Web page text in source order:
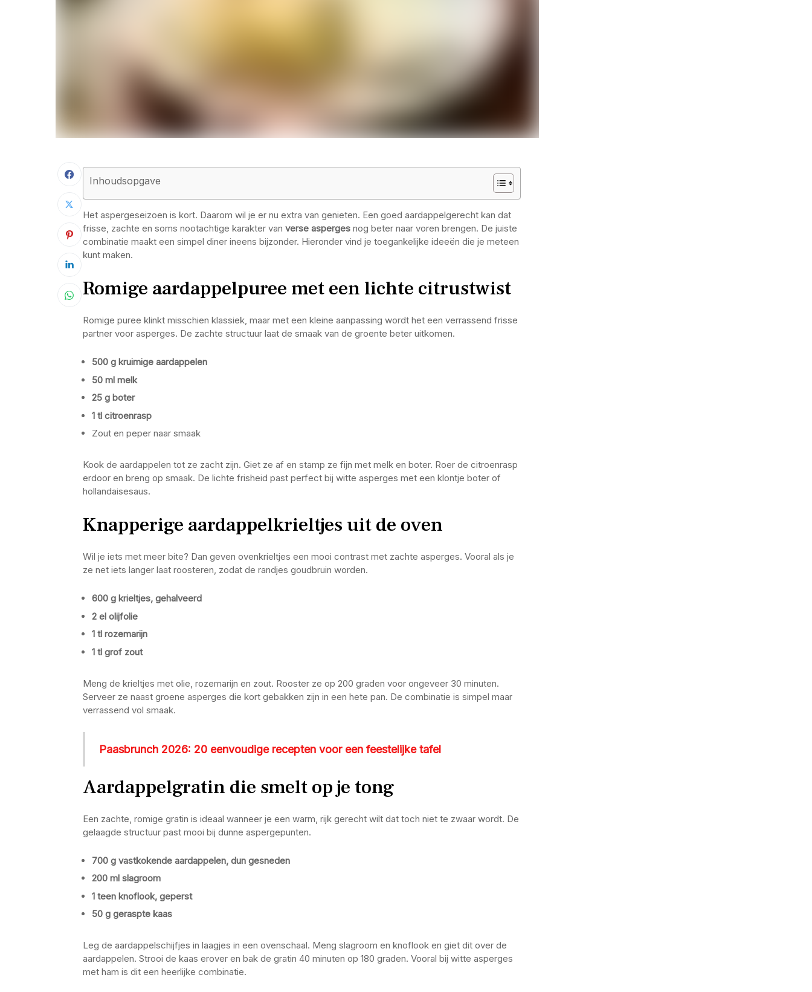
Inhoudsopgave
Het aspergeseizoen is kort. Daarom wil je er nu extra van genieten. Een goed aardappelgerecht kan dat
frisse, zachte en soms nootachtige karakter van verse asperges nog beter naar voren brengen. De juiste
combinatie maakt een simpel diner ineens bijzonder. Hieronder vind je toegankelijke ideeën die je meteen
kunt maken.
Romige aardappelpuree met een lichte citrustwist
Romige puree klinkt misschien klassiek, maar met een kleine aanpassing wordt het een verrassend frisse
partner voor asperges. De zachte structuur laat de smaak van de groente beter uitkomen.
500 g kruimige aardappelen
50 ml melk
25 g boter
1 tl citroenrasp
Zout en peper naar smaak
Kook de aardappelen tot ze zacht zijn. Giet ze af en stamp ze fijn met melk en boter. Roer de citroenrasp
erdoor en breng op smaak. De lichte frisheid past perfect bij witte asperges met een klontje boter of
hollandaisesaus.
Knapperige aardappelkrieltjes uit de oven
Wil je iets met meer bite? Dan geven ovenkrieltjes een mooi contrast met zachte asperges. Vooral als je
ze net iets langer laat roosteren, zodat de randjes goudbruin worden.
600 g krieltjes, gehalveerd
2 el olijfolie
1 tl rozemarijn
1 tl grof zout
Meng de krieltjes met olie, rozemarijn en zout. Rooster ze op 200 graden voor ongeveer 30 minuten.
Serveer ze naast groene asperges die kort gebakken zijn in een hete pan. De combinatie is simpel maar
verrassend vol smaak.
Paasbrunch 2026: 20 eenvoudige recepten voor een feestelijke tafel
Aardappelgratin die smelt op je tong
Een zachte, romige gratin is ideaal wanneer je een warm, rijk gerecht wilt dat toch niet te zwaar wordt. De
gelaagde structuur past mooi bij dunne aspergepunten.
700 g vastkokende aardappelen, dun gesneden
200 ml slagroom
1 teen knoflook, geperst
50 g geraspte kaas
Leg de aardappelschijfjes in laagjes in een ovenschaal. Meng slagroom en knoflook en giet dit over de
aardappelen. Strooi de kaas erover en bak de gratin 40 minuten op 180 graden. Vooral bij witte asperges
met ham is dit een heerlijke combinatie.